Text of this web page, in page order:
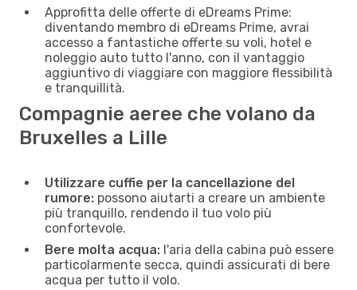
Approfitta delle offerte di eDreams Prime:
diventando membro di eDreams Prime, avrai
accesso a fantastiche offerte su voli, hotel e
noleggio auto tutto l'anno, con il vantaggio
aggiuntivo di viaggiare con maggiore flessibilità
e tranquillità.
Compagnie aeree che volano da
Bruxelles a Lille
Utilizzare cuffie per la cancellazione del
rumore: possono aiutarti a creare un ambiente
più tranquillo, rendendo il tuo volo più
confortevole.
Bere molta acqua: l'aria della cabina può essere
particolarmente secca, quindi assicurati di bere
acqua per tutto il volo.